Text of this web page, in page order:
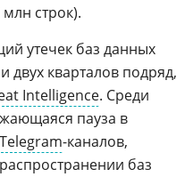
строк).
утечек баз данных
двух кварталов подряд,
Intelligence. Среди
пауза в
Telegram-каналов,
баз